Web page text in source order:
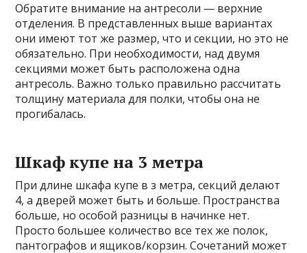
Обратите внимание на антресоли — верхние
отделения. В представленных выше вариантах
они имеют тот же размер, что и секции, но это не
обязательно. При необходимости, над двумя
секциями может быть расположена одна
антресоль. Важно только правильно рассчитать
толщину материала для полки, чтобы она не
прогибалась.
Шкаф купе на 3 метра
При длине шкафа купе в з метра, секций делают
4, а дверей может быть и больше. Пространства
больше, но особой разницы в начинке нет.
Просто большее количество все тех же полок,
пантографов и ящиков/корзин. Сочетаний может